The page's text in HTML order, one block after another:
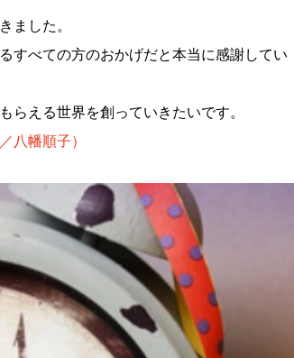
ました。
すべての方のおかげだと本当に感謝してい
らえる世界を創っていきたいです。
八幡順子）